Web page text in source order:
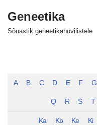
Skip
Geneetika
Sõnastik geneetikahuvilistele
A B C D E F G
Q R S T
Ka Kb Ke Ki